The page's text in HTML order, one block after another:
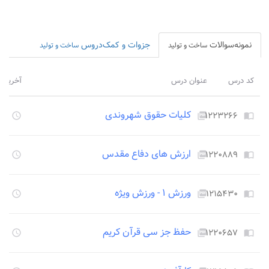
نمونه‌سوالات ساخت و تولید جزوات و کمک‌دروس ساخت و تولید
کد درس عنوان درس آخرین
import_contacts ۱۲۲۳۲۶۶picture_as_pdf کلیات حقوق شهروندی access_time
import_contacts ۱۲۲۰۸۸۹picture_as_pdf ارزش های دفاع مقدس access_time
import_contacts ۱۲۱۵۴۳۰picture_as_pdf ورزش ۱ - ورزش ویژه access_time
import_contacts ۱۲۲۰۶۵۷picture_as_pdf حفظ جز سی قرآن کریم access_time